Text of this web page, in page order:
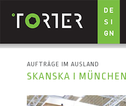
Direkt zum Inhalt
AUFTRÄGE IM AUSLAND
SKANSKA I